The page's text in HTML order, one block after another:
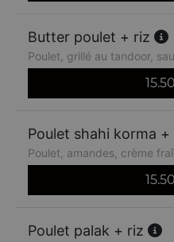
Butter poulet + riz
Poulet, grillé au tandoor,
15.50
Poulet shahi korma +
Poulet, amandes, crème
15.50
Poulet palak + riz